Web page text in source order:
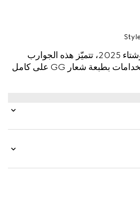
في مجموعة خريف وشتاء 2025، تتميّز هذه الجوارب
الطويلة متعددة الاستخدامات بطبعة شعار GG على كامل